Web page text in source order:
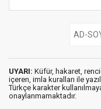
UYARI: Küfür, hakaret,
içeren, imla kuralları ile
Türkçe karakter
onaylanmamaktadır.